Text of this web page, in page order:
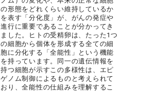
の形態をどれくらい維持しているか
を表す「分化度」が、がんの発症や
進行に重要であることが分かってき
ました。ヒトの受精卵は、たった1つ
の細胞から個体を形成する全ての細
胞に分化する「全能性」という機能
を持っています。同一の遺伝情報を
持つ細胞が示すこの多様性は、エピ
ゲノム制御によるものと考えられて
おり、全能性の仕組みを理解するこ